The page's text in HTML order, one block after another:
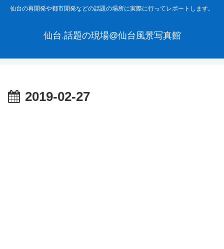
仙台の再開発や都市開発などの話題の場所に実際に行ってレポートします。
仙台.話題の現場@仙台風景写真館
2019-02-27